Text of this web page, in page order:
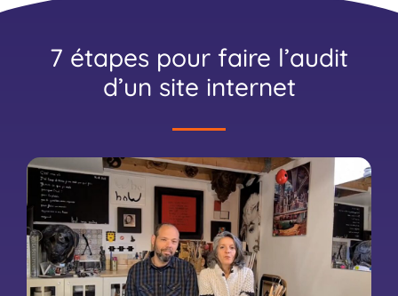
7 étapes pour faire l’audit
d’un site internet